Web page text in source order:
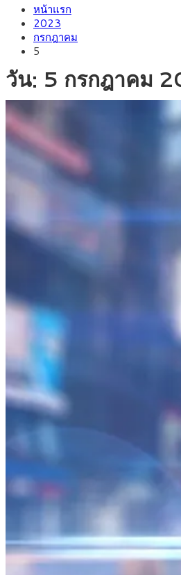
หน้ารถไฟฟ้าสงขลา โมโนเรล 12.54 ก
สิงหาคม 4, 2026
รายหัวเพียง 2,618 บาท เสนอทบทวนจั
งานจริง
สิงหาคม 3, 2026 กรุงศรี คาดเงินบาทสั
33.00-33.60 ติดตามข้อมูลจ้างงานสหรั
สิงหาคม 1, 2026
“เอกนิติ” เปิดเครื่อง
เดินหน้า 5 ยุทธศาสตร์ รื้อโครงสร้างเศ
ศักยภาพ
กรกฎาคม 27, 2026
ภัยเงียบใกล้ตัวเด็
ติดลายการ์ตูน กรมศุลกากร เตือนผู้ปกค
ใหญ่จากเยอรมนี
หน้าแรก
2023
กรกฎาคม
5
วัน: 5 กรกฎาคม